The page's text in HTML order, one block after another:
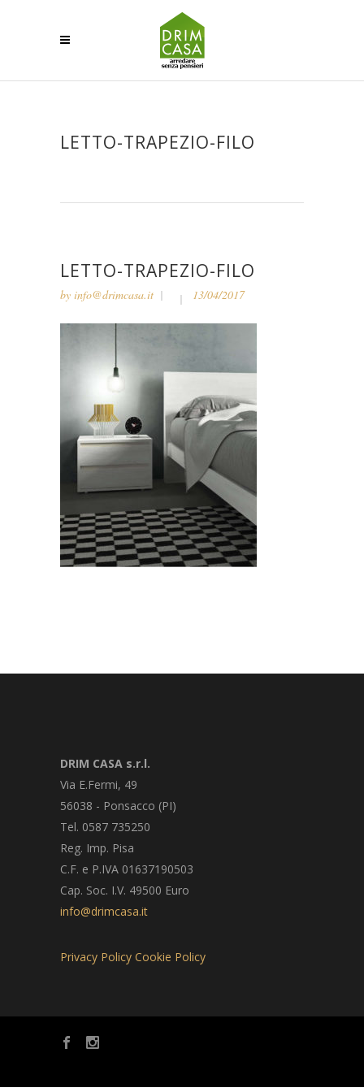
LETTO-TRAPEZIO-FILO
LETTO-TRAPEZIO-FILO
by info@drimcasa.it 13/04/2017
DRIM CASA s.r.l.
Via E.Fermi, 49
56038 - Ponsacco (PI)
Tel. 0587 735250
Reg. Imp. Pisa
C.F. e P.IVA 01637190503
Cap. Soc. I.V. 49500 Euro
info@drimcasa.it
Privacy Policy Cookie Policy